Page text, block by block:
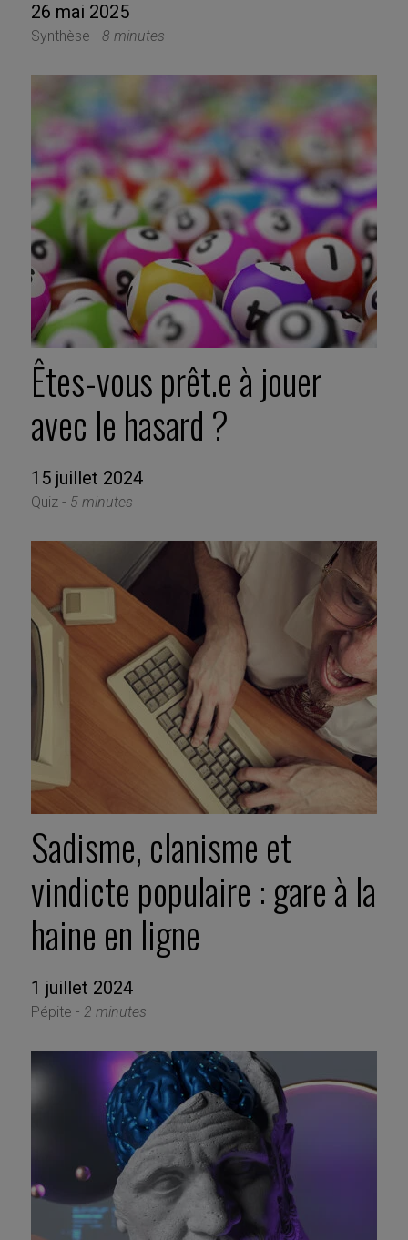
26 mai 2025
Synthèse - 8 minutes
Êtes-vous prêt.e à jouer
avec le hasard ?
15 juillet 2024
Quiz - 5 minutes
Sadisme, clanisme et
vindicte populaire : gare à la
haine en ligne
1 juillet 2024
Pépite - 2 minutes